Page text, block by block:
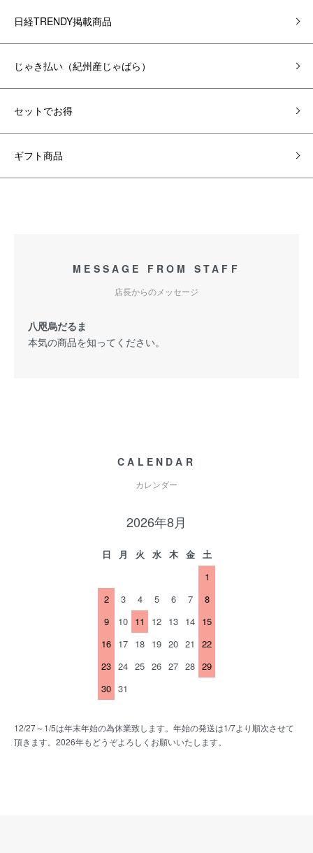
日経TRENDY掲載商品
じゃき払い（紀州産じゃばら）
セットでお得
ギフト商品
MESSAGE FROM STAFF
店長からのメッセージ
八咫烏だるま
本気の商品を知ってください。
CALENDAR
カレンダー
2026年8月
日 月 火 水 木 金
土
1
2
3 4 5 6 7
8
9
10 11 12 13 14 15
16 17 18 19 20 21
22
23 24 25 26 27 28 29
30 31
12/27～1/5は年末年始の為休業致します。年始の発送は1/7より順次させて
頂きます。2026年もどうぞよろしくお願いいたします。